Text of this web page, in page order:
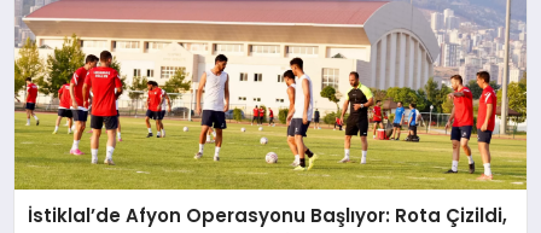
İstiklal’de Afyon Operasyonu Başlıyor: Rota Çizildi,